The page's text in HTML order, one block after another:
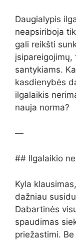
Daugialypis
neapsiriboja
gali reikšti
santykiams.
kasdienybės
ilgalaikis
nauja norma?
—
## Ilgalaikio
Kyla
dažniau
Dabartinės
spaudimas
priežastimi.